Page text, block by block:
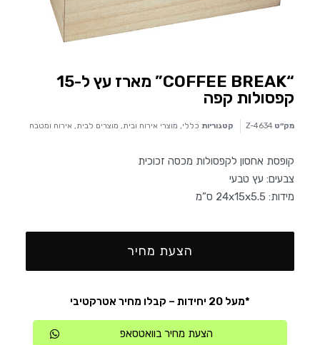
“COFFEE BREAK” מארז עץ ל-15
קפסולות קפה
מק״ט Z-4634 קטגוריות כללי, מוצרי אירוח ובית, מוצרים לבית, אירוח ומטבח
קופסת אחסון לקפסולות מכסה זכוכית
צבעים: עץ טבעי
מידות: 24x15x5.5 ס”מ
הצעת מחיר
*מעל 20 יחידות – קבלו מחיר אטרקטיבי
הצעת מחיר בוואטסאפ